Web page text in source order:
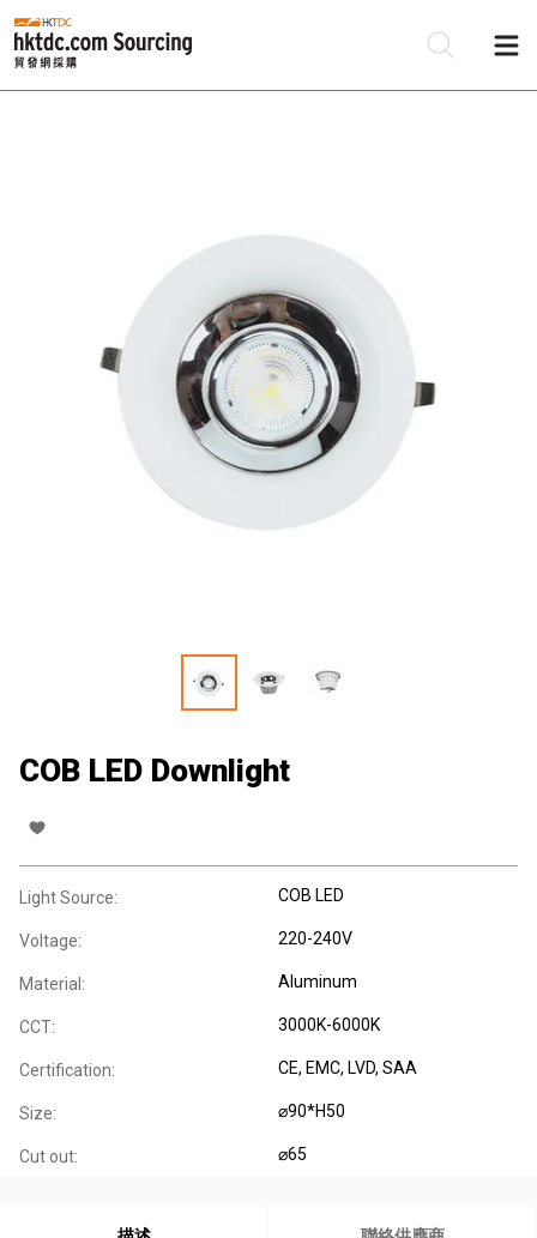
COB LED Downlight
Light Source: COB LED
Voltage: 220-240V
Material: Aluminum
CCT: 3000K-6000K
Certification: CE, EMC, LVD, SAA
Size: ⌀90*H50
Cut out: ⌀65